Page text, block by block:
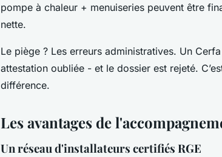
pompe à chaleur + menuiseries peuvent être
nette.
Le piège ? Les erreurs administratives. Un
attestation oubliée - et le dossier est rejeté.
différence.
Les avantages de
Un réseau d'installateurs certifiés RGE